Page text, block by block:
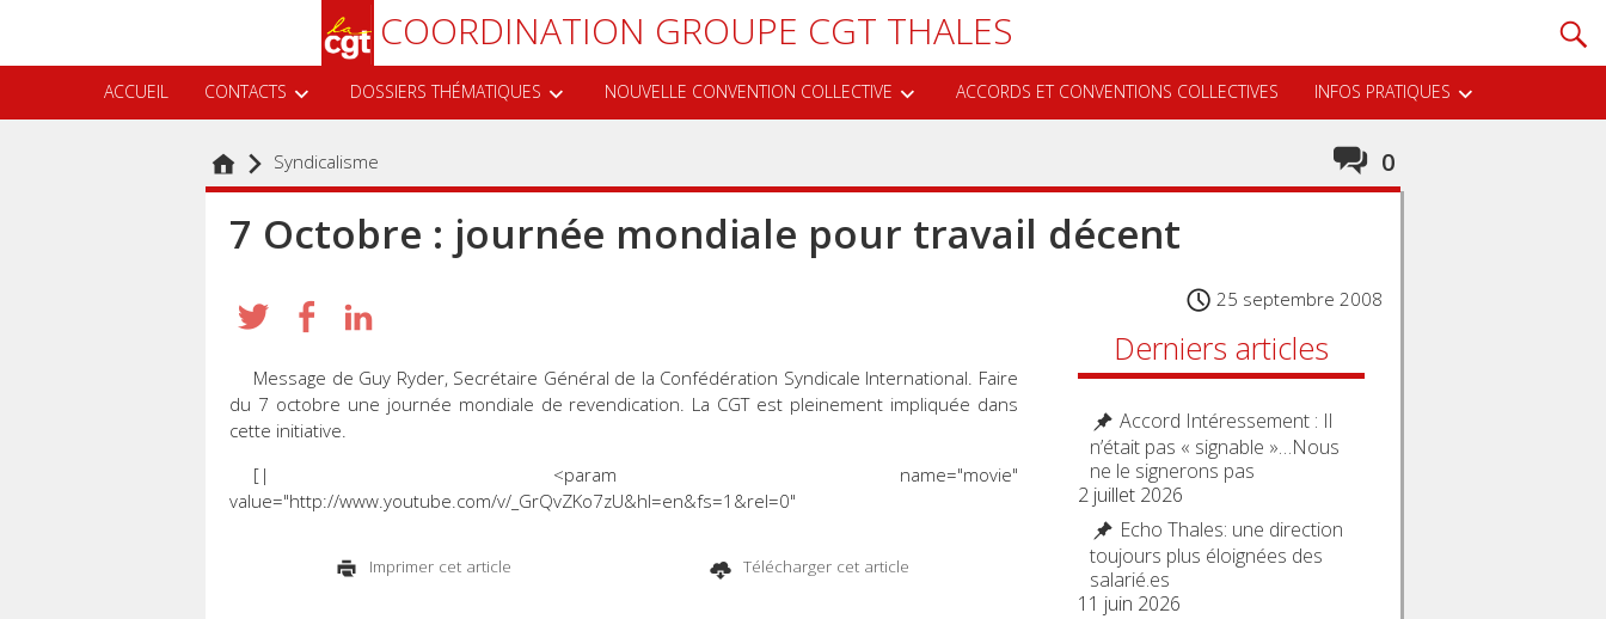
contenu
COORDINATION GROUPE CGT THALES
ACCUEIL CONTACTS DOSSIERS THÉMATIQUES NOUVELLE CONVENTION COLLECTIVE ACCORDS ET CONVENTIONS COLLECTIVES INFOS PRATIQUES
0
Syndicalisme
7 Octobre : journée mondiale pour travail décent
Message de Guy Ryder, Secrétaire Général de la Confédération Syndicale International. Faire
du 7 octobre une journée mondiale de revendication. La CGT est pleinement impliquée dans
cette initiative.
[| <param name="movie"
value="http://www.youtube.com/v/_GrQvZKo7zU&hl=en&fs=1&rel=0"
Imprimer cet article Télécharger cet article
25 septembre 2008
Derniers articles
Accord Intéressement : Il
n’était pas « signable »…Nous
ne le signerons pas
2 juillet 2026
Echo Thales: une direction
toujours plus éloignées des
salarié.es
11 juin 2026